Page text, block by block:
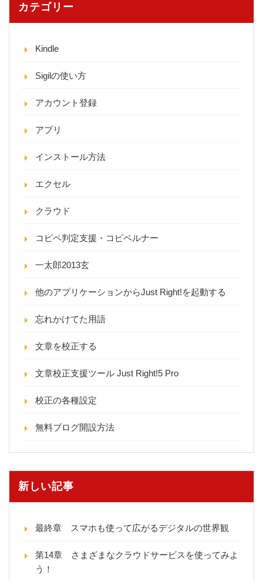
カテゴリー
Kindle
Sigilの使い方
アカウント登録
アプリ
インストール方法
エクセル
クラウド
コピペ判定支援・コピペルナー
一太郎2013玄
他のアプリケーションからJust Right!を起動する
忘れかけてた用語
文章を校正する
文章校正支援ツール Just Right!5 Pro
校正の各種設定
無料ブログ開設方法
新しい記事
最終章 スマホも使って広がるデジタルの世界観
第14章 さまざまなクラウドサービスを使ってみよ
う！